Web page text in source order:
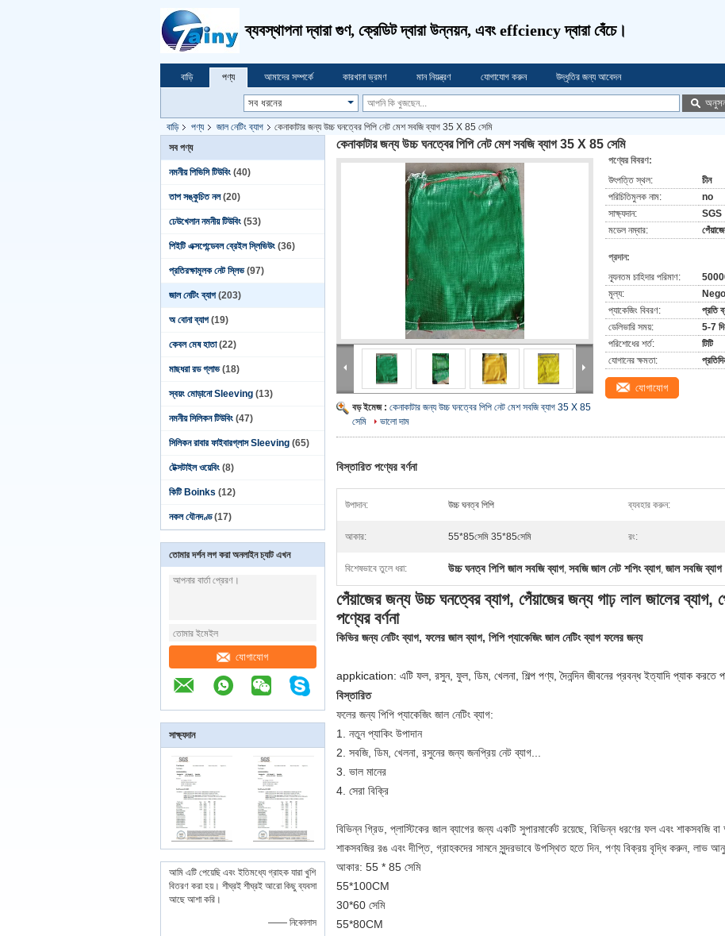
ব্যবস্থাপনা দ্বারা গুণ, ক্রেডিট দ্বারা উন্নয়ন, এবং effciency দ্বারা বেঁচে।
বাড়ি পণ্য আমাদের সম্পর্কে কারখানা ভ্রমণ মান নিয়ন্ত্রণ যোগাযোগ করুন উদ্ধৃতির জন্য আবেদন
বাড়ি পণ্য জাল নেটিং ব্যাগ
কেনাকাটার জন্য উচ্চ ঘনত্বের পিপি নেট মেশ সবজি ব্যাগ 35 X 85 সেমি
সব পণ্য
নমনীয় পিভিসি টিউবিং (40)
তাপ সঙ্কুচিত নল (20)
ঢেউখেলান নমনীয় টিউবিং (53)
পিইটি এক্সপেন্ডেবল ব্রেইল স্লিভিউং (36)
প্রতিরক্ষামূলক নেট স্লিভ (97)
জাল নেটিং ব্যাগ (203)
অ বোনা ব্যাগ (19)
কেবল মেষ হাতা (22)
মাছধরা রড গ্লাভ (18)
স্বয়ং মোড়ানো Sleeving (13)
নমনীয় সিলিকন টিউবিং (47)
সিলিকন রাবার ফাইবারগ্লাস Sleeving (65)
টেক্সটাইল ওয়েবিং (8)
কিটি Boinks (12)
নকল যৌনদণ্ড (17)
তোমার দর্শন লগ করা অনলাইন চ্যাট এখন
যোগাযোগ
সাক্ষ্যদান
আমি এটি পেয়েছি এবং ইতিমধ্যে গ্রাহক যারা খুশি
বিতরণ করা হয়। শীঘ্রই শীঘ্রই আরো কিছু ব্যবসা
আছে আশা করি।
—— নিকোলাস
কেনাকাটার জন্য উচ্চ ঘনত্বের পিপি নেট মেশ সবজি ব্যাগ 35 X 85 সেমি
বড় ইমেজ : কেনাকাটার জন্য উচ্চ ঘনত্বের পিপি নেট মেশ সবজি ব্যাগ 35 X 85
সেমি
ভালো দাম
পণ্যের বিবরণ:
উৎপত্তি স্থল:
চীন
পরিচিতিমুলক নাম:
no
সাক্ষ্যদান:
SGS
মডেল নম্বার:
প্রদান:
ন্যূনতম চাহিদার পরিমাণ:
মূল্য:
প্যাকেজিং বিবরণ:
প্রতি
ডেলিভারি সময়:
5-7
পরিশোধের শর্ত:
টিটি
যোগানের ক্ষমতা:
যোগাযোগ
বিস্তারিত পণ্যের বর্ণনা
উপাদান: উচ্চ ঘনত্ব পিপি ব্যবহার করুন:
আকার: 55*85সেমি 35*85সেমি রং:
বিশেষভাবে তুলে ধরা: উচ্চ ঘনত্ব পিপি জাল সবজি ব্যাগ, সবজি জাল নেট শপিং ব্যাগ, জাল সবজি
পেঁয়াজের জন্য উচ্চ ঘনত্বের ব্যাগ, পেঁয়াজের জন্য গাঢ় লাল জালের
পণ্যের বর্ণনা
কিভির জন্য নেটিং ব্যাগ, ফলের জাল ব্যাগ, পিপি প্যাকেজিং জাল নেটিং ব্যাগ ফলের জন্য
appkication: এটি ফল, রসুন, ফুল, ডিম, খেলনা, শিল্প পণ্য, দৈনন্দিন জীবনের প্রবন্ধ ইত্যাদি প্যাক করতে
বিস্তারিত
ফলের জন্য পিপি প্যাকেজিং জাল নেটিং ব্যাগ:
1. নতুন প্যাকিং উপাদান
2. সবজি, ডিম, খেলনা, রসুনের জন্য জনপ্রিয় নেট ব্যাগ...
3. ভাল মানের
4. সেরা বিক্রি
বিভিন্ন গ্রিড, প্লাস্টিকের জাল ব্যাগের জন্য একটি সুপারমার্কেট রয়েছে, বিভিন্ন ধরণের ফল এবং শাকসবজি
শাকসবজির রঙ এবং দীপ্তি, গ্রাহকদের সামনে সুন্দরভাবে উপস্থিত হতে দিন, পণ্য বিক্রয় বৃদ্ধি করুন, লাভ আনুন
আকার: 55 * 85 সেমি
55*100CM
30*60 সেমি
55*80CM